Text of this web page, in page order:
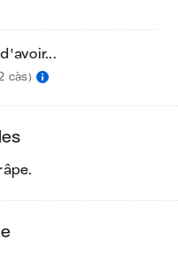
càs)
.